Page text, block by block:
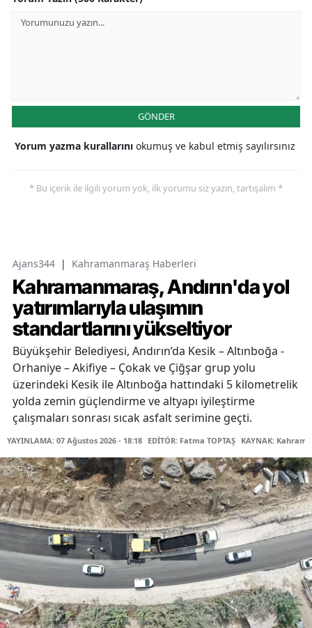
GÖNDER
Yorum yazma kurallarını okumuş ve kabul etmiş sayılırsınız
* Bu içerik ile ilgili yorum yok, ilk yorumu siz yazın, tartışalım *
Ajans344 | Kahramanmaraş Haberleri
Kahramanmaraş, Andırın'da yol
yatırımlarıyla ulaşımın
standartlarını yükseltiyor
Büyükşehir Belediyesi, Andırın’da Kesik – Altınboğa -
Orhaniye – Akifiye – Çokak ve Çiğşar grup yolu
üzerindeki Kesik ile Altınboğa hattındaki 5 kilometrelik
yolda zemin güçlendirme ve altyapı iyileştirme
çalışmaları sonrası sıcak asfalt serimine geçti.
YAYINLAMA: 07 Ağustos 2026 - 18:18 EDİTÖR: Fatma TOPTAŞ KAYNAK: